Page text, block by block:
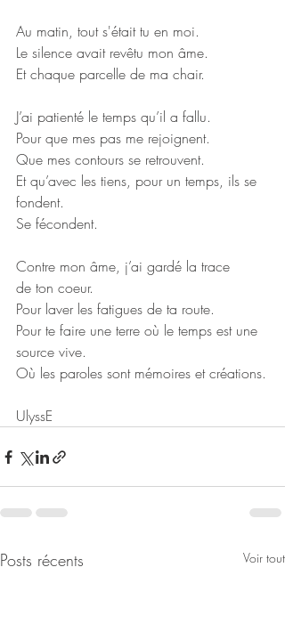
Au matin, tout s'était tu en moi.
Le silence avait revêtu mon âme.
Et chaque parcelle de ma chair.
J’ai patienté le temps qu’il a fallu.
Pour que mes pas me rejoignent.
Que mes contours se retrouvent.
Et qu’avec les tiens, pour un temps, ils se
fondent.
Se fécondent.
Contre mon âme, j’ai gardé la trace
de ton coeur.
Pour laver les fatigues de ta route.
Pour te faire une terre où le temps est une
source vive.
Où les paroles sont mémoires et créations.
UlyssE
Posts récents Voir tout